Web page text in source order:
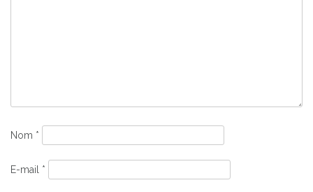
Nom *
E-mail *